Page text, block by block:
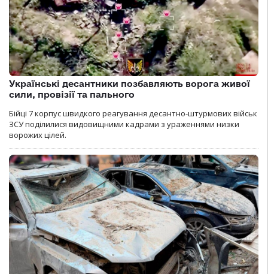
Українські десантники позбавляють ворога живої
сили, провізії та пального
Бійці 7 корпус швидкого реагування десантно-штурмових військ
ЗСУ поділилися видовищними кадрами з ураженнями низки
ворожих цілей.